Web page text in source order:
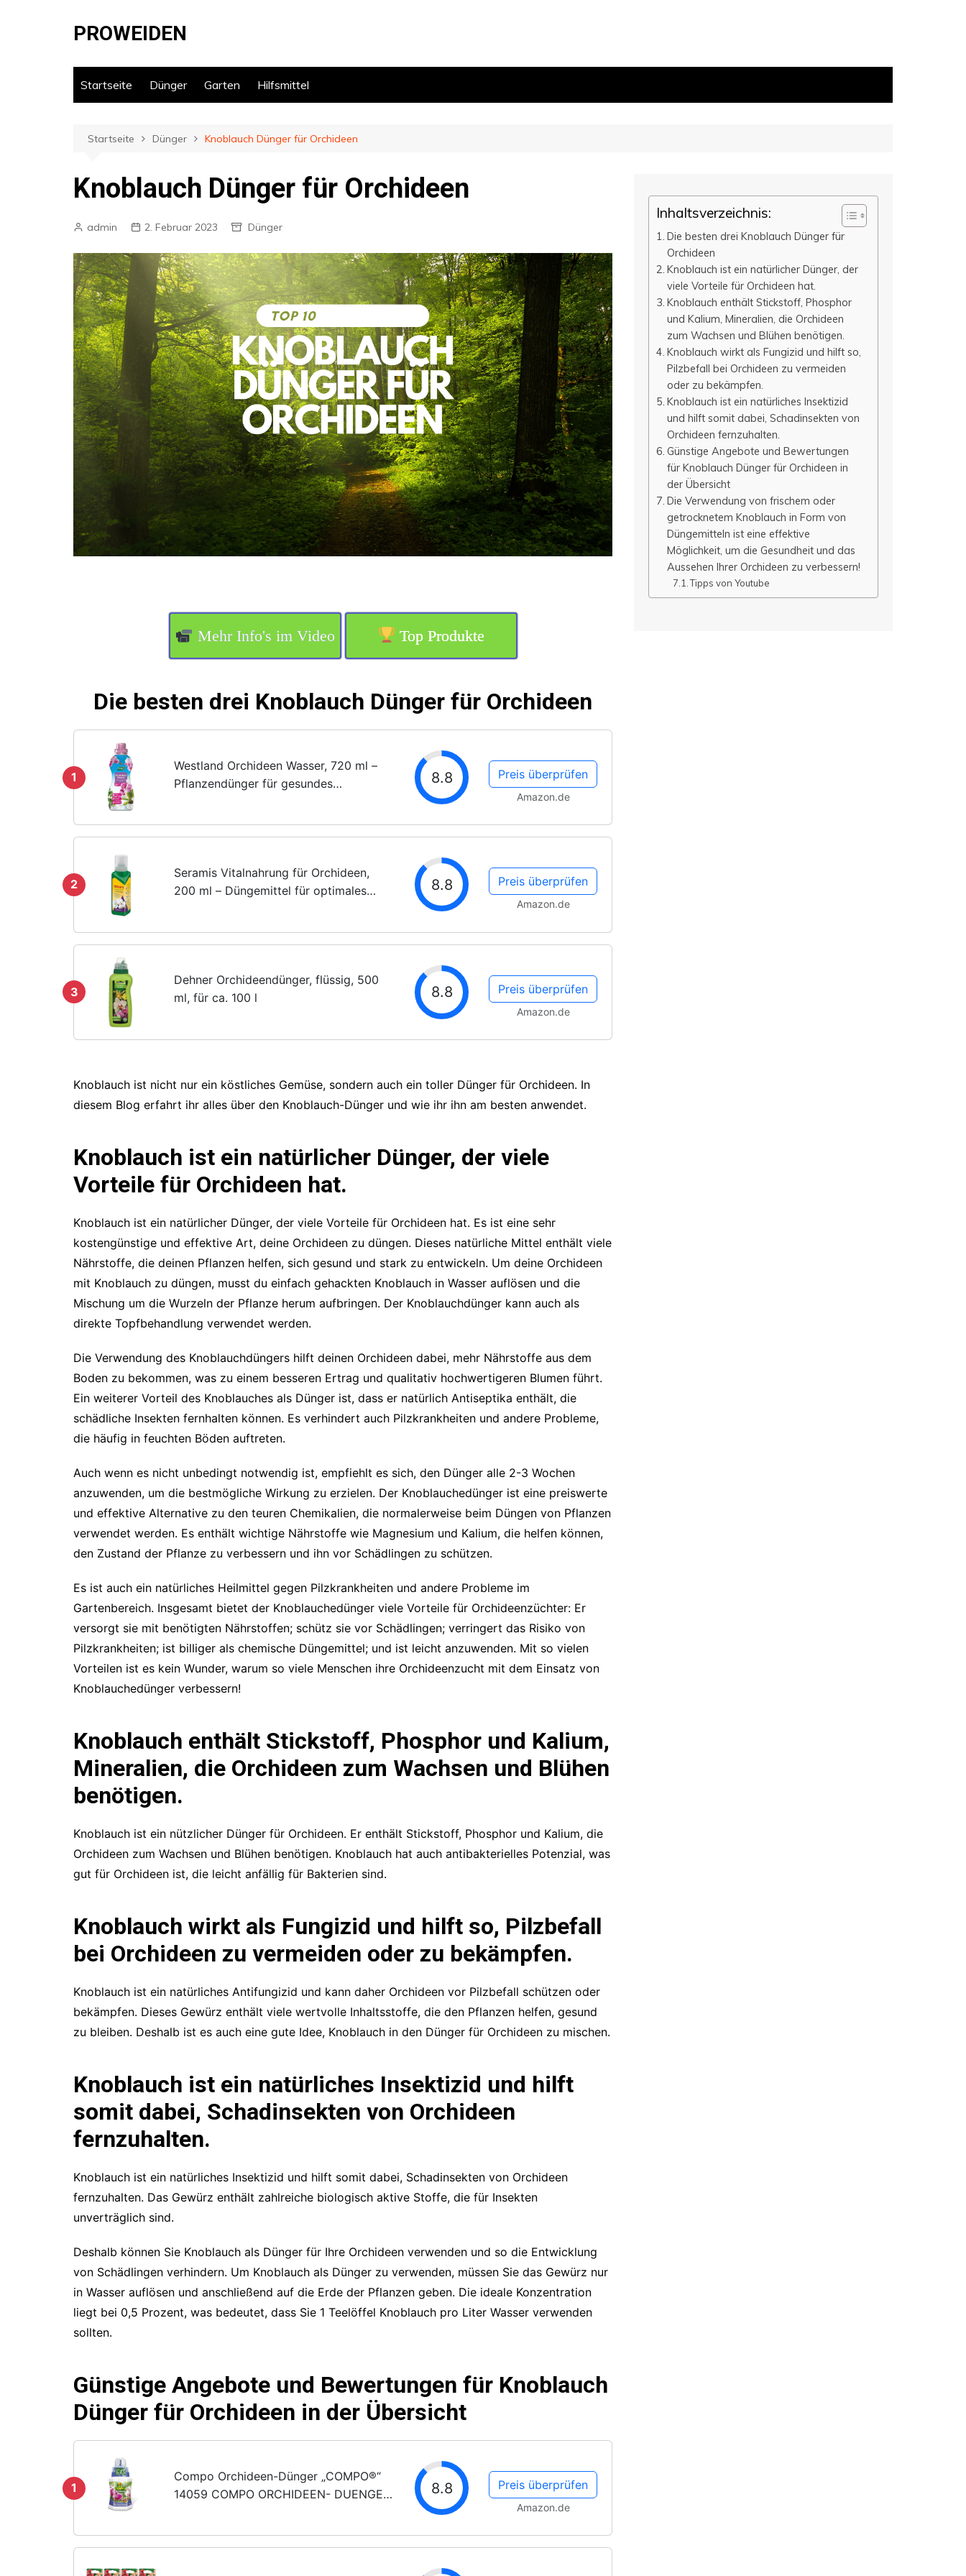
PROWEIDEN
Startseite Dünger Garten Hilfsmittel
Startseite Dünger Knoblauch Dünger für Orchideen
Knoblauch Dünger für Orchideen
admin 2. Februar 2023 Dünger
Mehr Info's im Video Top Produkte
Die besten drei Knoblauch Dünger für Orchideen
1
Westland Orchideen Wasser, 720 ml –
Pflanzendünger für gesundes
Düngen in Einem
8.8 Preis überprüfen
Amazon.de
2
Seramis Vitalnahrung für Orchideen,
200 ml – Düngemittel für optimales
Dosierhilfe
8.8 Preis überprüfen
Amazon.de
3
Dehner Orchideendünger, flüssig, 500
ml, für ca. 100 l
8.8 Preis überprüfen
Amazon.de
Knoblauch ist nicht nur ein köstliches Gemüse, sondern auch ein toller Dünger für Orchideen. In
diesem Blog erfahrt ihr alles über den Knoblauch-Dünger und wie ihr ihn am besten anwendet.
Knoblauch ist ein natürlicher Dünger, der viele
Vorteile für Orchideen hat.
Knoblauch ist ein natürlicher Dünger, der viele Vorteile für Orchideen hat. Es ist eine sehr
kostengünstige und effektive Art, deine Orchideen zu düngen. Dieses natürliche Mittel enthält viele
Nährstoffe, die deinen Pflanzen helfen, sich gesund und stark zu entwickeln. Um deine Orchideen
mit Knoblauch zu düngen, musst du einfach gehackten Knoblauch in Wasser auflösen und die
Mischung um die Wurzeln der Pflanze herum aufbringen. Der Knoblauchdünger kann auch als
direkte Topfbehandlung verwendet werden.
Die Verwendung des Knoblauchdüngers hilft deinen Orchideen dabei, mehr Nährstoffe aus dem
Boden zu bekommen, was zu einem besseren Ertrag und qualitativ hochwertigeren Blumen führt.
Ein weiterer Vorteil des Knoblauches als Dünger ist, dass er natürlich Antiseptika enthält, die
schädliche Insekten fernhalten können. Es verhindert auch Pilzkrankheiten und andere Probleme,
die häufig in feuchten Böden auftreten.
Auch wenn es nicht unbedingt notwendig ist, empfiehlt es sich, den Dünger alle 2-3 Wochen
anzuwenden, um die bestmögliche Wirkung zu erzielen. Der Knoblauchedünger ist eine preiswerte
und effektive Alternative zu den teuren Chemikalien, die normalerweise beim Düngen von Pflanzen
verwendet werden. Es enthält wichtige Nährstoffe wie Magnesium und Kalium, die helfen können,
den Zustand der Pflanze zu verbessern und ihn vor Schädlingen zu schützen.
Es ist auch ein natürliches Heilmittel gegen Pilzkrankheiten und andere Probleme im
Gartenbereich. Insgesamt bietet der Knoblauchedünger viele Vorteile für Orchideenzüchter: Er
versorgt sie mit benötigten Nährstoffen; schütz sie vor Schädlingen; verringert das Risiko von
Pilzkrankheiten; ist billiger als chemische Düngemittel; und ist leicht anzuwenden. Mit so vielen
Vorteilen ist es kein Wunder, warum so viele Menschen ihre Orchideenzucht mit dem Einsatz von
Knoblauchedünger verbessern!
Knoblauch enthält Stickstoff, Phosphor und Kalium,
Mineralien, die Orchideen zum Wachsen und Blühen
benötigen.
Knoblauch ist ein nützlicher Dünger für Orchideen. Er enthält Stickstoff, Phosphor und Kalium, die
Orchideen zum Wachsen und Blühen benötigen. Knoblauch hat auch antibakterielles Potenzial, was
gut für Orchideen ist, die leicht anfällig für Bakterien sind.
Knoblauch wirkt als Fungizid und hilft so, Pilzbefall
bei Orchideen zu vermeiden oder zu bekämpfen.
Knoblauch ist ein natürliches Antifungizid und kann daher Orchideen vor Pilzbefall schützen oder
bekämpfen. Dieses Gewürz enthält viele wertvolle Inhaltsstoffe, die den Pflanzen helfen, gesund
zu bleiben. Deshalb ist es auch eine gute Idee, Knoblauch in den Dünger für Orchideen zu mischen.
Knoblauch ist ein natürliches Insektizid und hilft
somit dabei, Schadinsekten von Orchideen
fernzuhalten.
Knoblauch ist ein natürliches Insektizid und hilft somit dabei, Schadinsekten von Orchideen
fernzuhalten. Das Gewürz enthält zahlreiche biologisch aktive Stoffe, die für Insekten
unverträglich sind.
Deshalb können Sie Knoblauch als Dünger für Ihre Orchideen verwenden und so die Entwicklung
von Schädlingen verhindern. Um Knoblauch als Dünger zu verwenden, müssen Sie das Gewürz nur
in Wasser auflösen und anschließend auf die Erde der Pflanzen geben. Die ideale Konzentration
liegt bei 0,5 Prozent, was bedeutet, dass Sie 1 Teelöffel Knoblauch pro Liter Wasser verwenden
sollten.
Günstige Angebote und Bewertungen für Knoblauch
Dünger für Orchideen in der Übersicht
1
Compo Orchideen-Dünger „COMPO®“
14059 COMPO ORCHIDEEN- DUENGER
8.8 Preis überprüfen
Amazon.de
Inhaltsverzeichnis:
Die besten drei Knoblauch Dünger für
Orchideen
Knoblauch ist ein natürlicher Dünger, der
viele Vorteile für Orchideen hat.
Knoblauch enthält Stickstoff, Phosphor
und Kalium, Mineralien, die Orchideen
zum Wachsen und Blühen benötigen.
Knoblauch wirkt als Fungizid und hilft so,
Pilzbefall bei Orchideen zu vermeiden
oder zu bekämpfen.
Knoblauch ist ein natürliches Insektizid
und hilft somit dabei, Schadinsekten von
Orchideen fernzuhalten.
Günstige Angebote und Bewertungen
für Knoblauch Dünger für Orchideen in
der Übersicht
Die Verwendung von frischem oder
getrocknetem Knoblauch in Form von
Düngemitteln ist eine effektive
Möglichkeit, um die Gesundheit und das
Aussehen Ihrer Orchideen zu verbessern!
Tipps von Youtube